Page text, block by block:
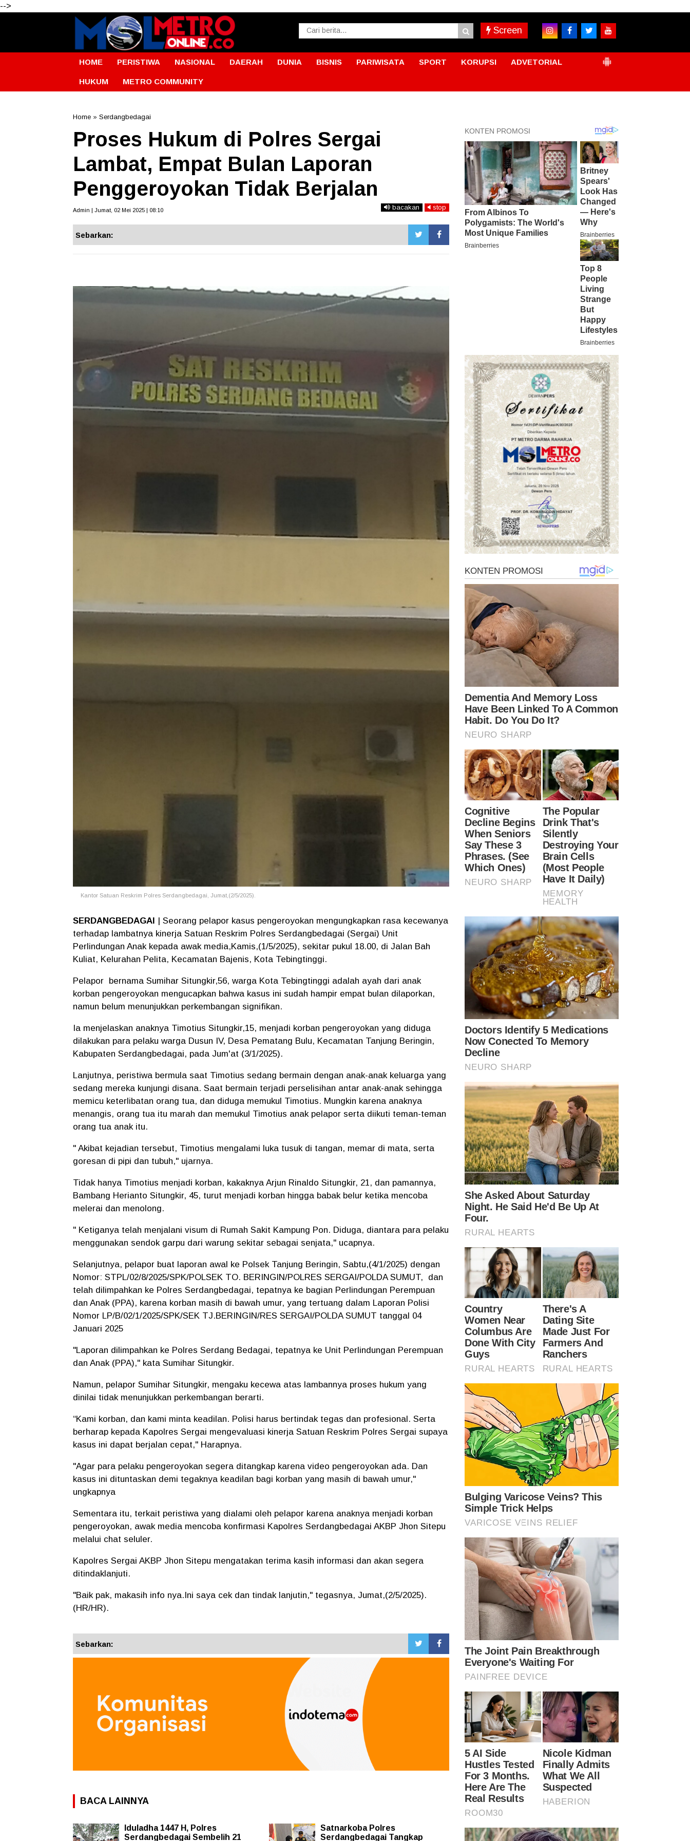
-->
Screen
HOME PERISTIWA NASIONAL DAERAH DUNIA BISNIS PARIWISATA SPORT KORUPSI ADVETORIAL
HUKUM METRO COMMUNITY
Home » Serdangbedagai
Proses Hukum di Polres Sergai
Lambat, Empat Bulan Laporan
Penggeroyokan Tidak Berjalan
Admin | Jumat, 02 Mei 2025 | 08:10 bacakan stop
Sebarkan:
Kantor Satuan Reskrim Polres Serdangbedagai, Jumat,(2/5/2025).
SERDANGBEDAGAI
| Seorang pelapor kasus pengeroyokan mengungkapkan rasa kecewanya
terhadap lambatnya kinerja Satuan Reskrim Polres Serdangbedagai (Sergai) Unit
Perlindungan Anak kepada awak media,Kamis,(1/5/2025), sekitar pukul 18.00, di Jalan Bah
Kuliat, Kelurahan Pelita, Kecamatan Bajenis, Kota Tebingtinggi.
Pelapor bernama Sumihar Situngkir,56, warga Kota Tebingtinggi adalah ayah dari anak
korban pengeroyokan mengucapkan bahwa kasus ini sudah hampir empat bulan dilaporkan,
namun belum menunjukkan perkembangan signifikan.
Ia menjelaskan anaknya Timotius Situngkir,15, menjadi korban pengeroyokan yang diduga
dilakukan para pelaku warga Dusun IV, Desa Pematang Bulu, Kecamatan Tanjung Beringin,
Kabupaten Serdangbedagai, pada Jum'at (3/1/2025).
Lanjutnya, peristiwa bermula saat Timotius sedang bermain dengan anak-anak keluarga yang
sedang mereka kunjungi disana. Saat bermain terjadi perselisihan antar anak-anak sehingga
memicu keterlibatan orang tua, dan diduga memukul Timotius. Mungkin karena anaknya
menangis, orang tua itu marah dan memukul Timotius anak pelapor serta diikuti teman-teman
orang tua anak itu.
" Akibat kejadian tersebut, Timotius mengalami luka tusuk di tangan, memar di mata, serta
goresan di pipi dan tubuh," ujarnya.
Tidak hanya Timotius menjadi korban, kakaknya Arjun Rinaldo Situngkir, 21, dan pamannya,
Bambang Herianto Situngkir, 45, turut menjadi korban hingga babak belur ketika mencoba
melerai dan menolong.
" Ketiganya telah menjalani visum di Rumah Sakit Kampung Pon. Diduga, diantara para pelaku
menggunakan sendok garpu dari warung sekitar sebagai senjata," ucapnya.
Selanjutnya, pelapor buat laporan awal ke Polsek Tanjung Beringin, Sabtu,(4/1/2025) dengan
Nomor: STPL/02/8/2025/SPK/POLSEK TO. BERINGIN/POLRES SERGAI/POLDA SUMUT, dan
telah dilimpahkan ke Polres Serdangbedagai, tepatnya ke bagian Perlindungan Perempuan
dan Anak (PPA), karena korban masih di bawah umur, yang tertuang dalam Laporan Polisi
Nomor LP/B/02/1/2025/SPK/SEK TJ.BERINGIN/RES SERGAI/POLDA SUMUT tanggal 04
Januari 2025
"Laporan dilimpahkan ke Polres Serdang Bedagai, tepatnya ke Unit Perlindungan Perempuan
dan Anak (PPA)," kata Sumihar Situngkir.
Namun, pelapor Sumihar Situngkir, mengaku kecewa atas lambannya proses hukum yang
dinilai tidak menunjukkan perkembangan berarti.
“Kami korban, dan kami minta keadilan. Polisi harus bertindak tegas dan profesional. Serta
berharap kepada Kapolres Sergai mengevaluasi kinerja Satuan Reskrim Polres Sergai supaya
kasus ini dapat berjalan cepat," Harapnya.
"Agar para pelaku pengeroyokan segera ditangkap karena video pengeroyokan ada. Dan
kasus ini dituntaskan demi tegaknya keadilan bagi korban yang masih di bawah umur,"
ungkapnya
Sementara itu, terkait peristiwa yang dialami oleh pelapor karena anaknya menjadi korban
pengeroyokan, awak media mencoba konfirmasi Kapolres Serdangbedagai AKBP Jhon Sitepu
melalui chat seluler.
Kapolres Sergai AKBP Jhon Sitepu mengatakan terima kasih informasi dan akan segera
ditindaklanjuti.
"Baik pak, makasih info nya.Ini saya cek dan tindak lanjutin," tegasnya, Jumat,(2/5/2025).
(HR/HR).
Sebarkan:
BACA LAINNYA
Iduladha 1447 H, Polres
Serdangbedagai Sembelih 21
Satnarkoba Polres
Serdangbedagai Tangkap